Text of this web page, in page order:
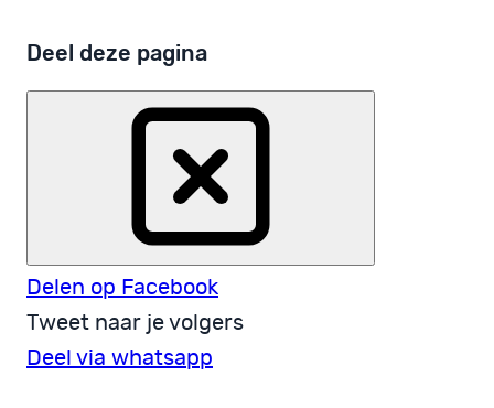
Deel deze pagina
Delen op Facebook
Tweet naar je volgers
Deel via whatsapp